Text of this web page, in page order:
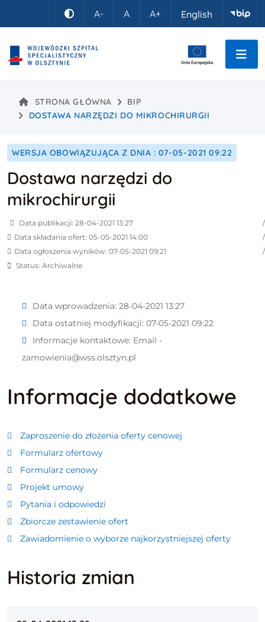
Kontrast
A- A A+ English
STRONA GŁÓWNA
BIP
DOSTAWA NARZĘDZI DO MIKROCHIRURGII
WERSJA OBOWIĄZUJĄCA Z DNIA : 07-05-2021 09:22
Dostawa narzędzi do
mikrochirurgii
Data publikacji: 28-04-2021 13:27
Data składania ofert: 05-05-2021 14:00
Data ogłoszenia wyników: 07-05-2021 09:21
Status: Archiwalne
Data wprowadzenia: 28-04-2021 13:27
Data ostatniej modyfikacji: 07-05-2021 09:22
Informacje kontaktowe: Email -
zamowienia@wss.olsztyn.pl
Informacje dodatkowe
Zaproszenie do złożenia oferty cenowej
Formularz ofertowy
Formularz cenowy
Projekt umowy
Pytania i odpowiedzi
Zbiorcze zestawienie ofert
Zawiadomienie o wyborze najkorzystniejszej oferty
Historia zmian